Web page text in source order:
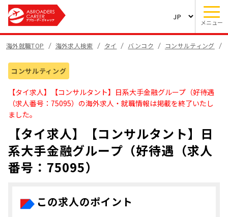
メニュー
海外就職TOP 海外求人検索 タイ バンコク コンサルティング
コンサルティング
【タイ求人】【コンサルタント】日系大手金融グループ（好待遇
（求人番号：75095）の海外求人・就職情報は掲載を終了いたし
ました。
【タイ求人】【コンサルタント】日
系大手金融グループ（好待遇（求人
番号：75095）
この求人のポイント